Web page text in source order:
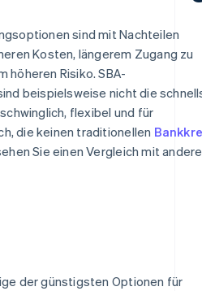
sind mit Nachteilen
Kosten, längerem Zugang zu
höheren Risiko. SBA-
beispielsweise nicht die
flexibel und für
die keinen traditionellen
Sie einen Vergleich mit
der günstigsten Optionen für